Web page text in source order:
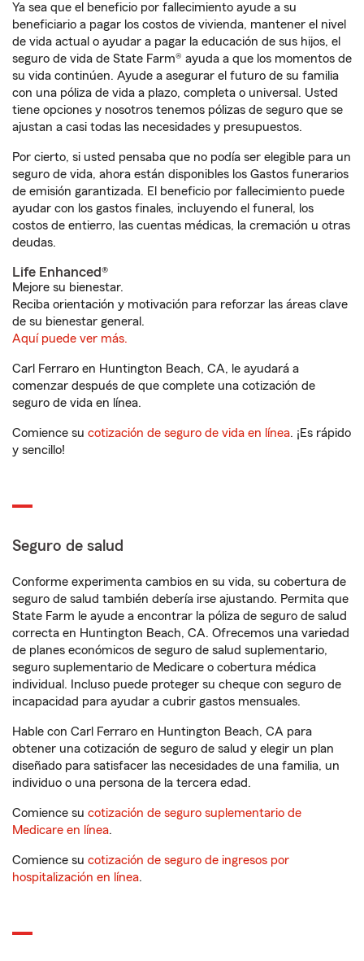
Ya sea que el beneficio por fallecimiento ayude a su
beneficiario a pagar los costos de vivienda, mantener el nivel
de vida actual o ayudar a pagar la educación de sus hijos, el
seguro de vida de State Farm® ayuda a que los momentos de
su vida continúen. Ayude a asegurar el futuro de su familia
con una póliza de vida a plazo, completa o universal. Usted
tiene opciones y nosotros tenemos pólizas de seguro que se
ajustan a casi todas las necesidades y presupuestos.
Por cierto, si usted pensaba que no podía ser elegible para un
seguro de vida, ahora están disponibles los Gastos funerarios
de emisión garantizada. El beneficio por fallecimiento puede
ayudar con los gastos finales, incluyendo el funeral, los
costos de entierro, las cuentas médicas, la cremación u otras
deudas.
Life Enhanced®
Mejore su bienestar.
Reciba orientación y motivación para reforzar las áreas clave
de su bienestar general.
Aquí puede ver más.
Carl Ferraro en Huntington Beach, CA, le ayudará a
comenzar después de que complete una cotización de
seguro de vida en línea.
Comience su cotización de seguro de vida en línea. ¡Es rápido
y sencillo!
Seguro de salud
Conforme experimenta cambios en su vida, su cobertura de
seguro de salud también debería irse ajustando. Permita que
State Farm le ayude a encontrar la póliza de seguro de salud
correcta en Huntington Beach, CA. Ofrecemos una variedad
de planes económicos de seguro de salud suplementario,
seguro suplementario de Medicare o cobertura médica
individual. Incluso puede proteger su cheque con seguro de
incapacidad para ayudar a cubrir gastos mensuales.
Hable con Carl Ferraro en Huntington Beach, CA para
obtener una cotización de seguro de salud y elegir un plan
diseñado para satisfacer las necesidades de una familia, un
individuo o una persona de la tercera edad.
Comience su cotización de seguro suplementario de
Medicare en línea.
Comience su cotización de seguro de ingresos por
hospitalización en línea.